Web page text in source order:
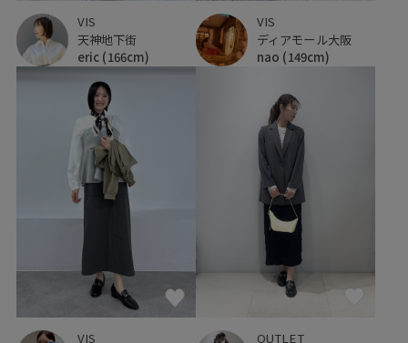
VIS
天神地下街
eric (166cm)
VIS
ディアモール大阪
nao (149cm)
VIS
OUTLET